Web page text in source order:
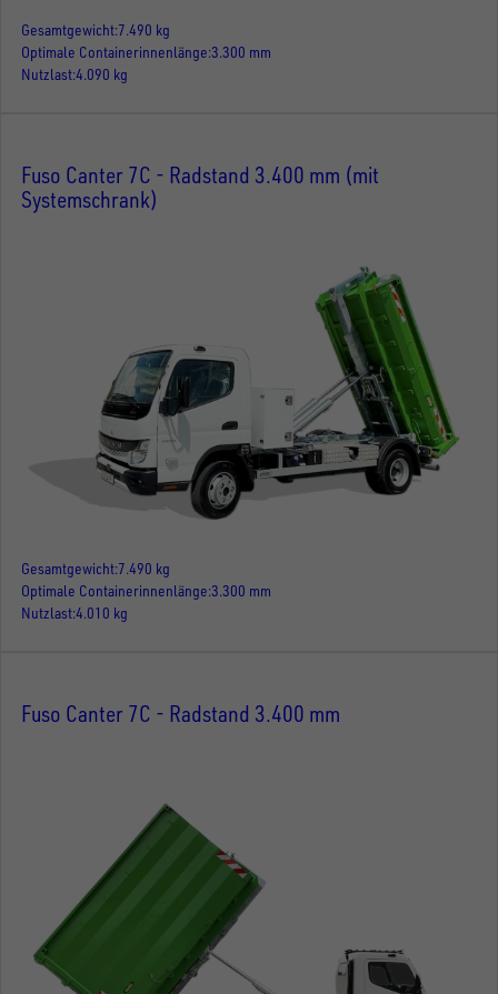
Gesamtgewicht 7.490 kg
Optimale Containerinnenlänge 3.300 mm
Nutzlast4.090 kg
Fuso Canter 7C - Radstand 3.400 mm (mit
Systemschrank)
Gesamtgewicht 7.490 kg
Optimale Containerinnenlänge 3.300 mm
Nutzlast4.010 kg
Fuso Canter 7C - Radstand 3.400 mm